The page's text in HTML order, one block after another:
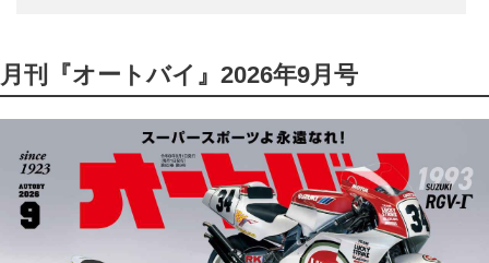
月刊『オートバイ』2026年9月号